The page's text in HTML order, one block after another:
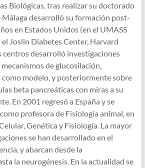
Biológicas, tras realizar su doctorado
desarrolló su formación post-
en Estados Unidos (en el UMASS
Joslin Diabetes Center, Harvard
centros desarrolló investigaciones
de glucosilación,
modelo, y posteriormente sobre
beta pancreáticas con miras a su
En 2001 regresó a España y se
profesora de Fisiología animal, en
Genética y Fisiología. La mayor
se han desarrollado en el
y abarcan desde la
la neurogénesis. En la actualidad se